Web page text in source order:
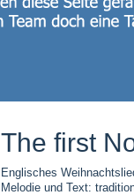
The first
Englisches
Melodie und Text: